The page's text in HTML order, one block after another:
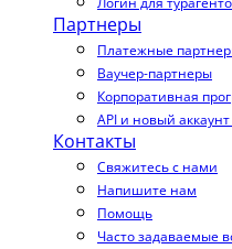
Партнеры
Платежные
Ваучер-партнеры
Корпоративная
API и новый
Контакты
Свяжитесь с нами
Напишите нам
Помощь
Часто задаваемые